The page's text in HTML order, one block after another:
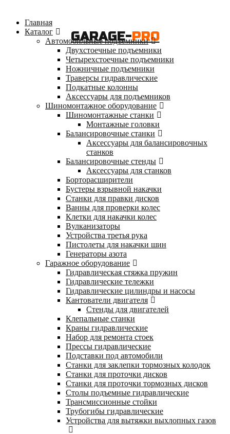
GARAGE-PRO
Главная
Каталог
Автомобильные подъемники
Двухстоечные подъемники
Четырехстоечные подъемники
Ножничные подъемники
Траверсы гидравлические
Подкатные колонны
Аксессуары для подъемников
Шиномонтажное оборудование
Шиномонтажные станки
Монтажные головки
Балансировочные станки
Аксессуары для балансировочных
станков
Балансировочные стенды
Аксессуары для станков
Борторасширители
Бустеры взрывной накачки
Станки для правки дисков
Ванны для проверки колес
Клетки для накачки колес
Вулканизаторы
Устройства третья рука
Пистолеты для накачки шин
Генераторы азота
Гаражное оборудование
Гидравлическая стяжка пружин
Гидравлические тележки
Гидравлические цилиндры и насосы
Кантователи двигателя
Стенды для двигателей
Клепальные станки
Краны гидравлические
Набор для ремонта стоек
Прессы гидравлические
Подставки под автомобили
Станки для заклепки тормозных колодок
Станки для проточки дисков
Станки для проточки тормозных дисков
Столы подъемные гидравлические
Трансмиссионные стойки
Трубогибы гидравлические
Устройства для вытяжки выхлопных газов